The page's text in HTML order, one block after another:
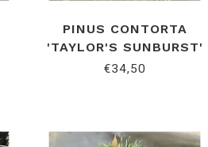
PINUS CONTORTA
'TAYLOR'S SUNBURST'
€34,50